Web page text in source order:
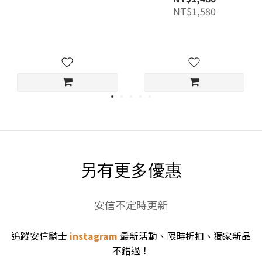
NT$1,580
另有更多優惠
安信不定時更新
追蹤安信騎士 instagram 最新活動、限時折扣、獨家新品
不錯過！